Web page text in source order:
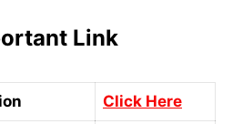
Link
Click Here